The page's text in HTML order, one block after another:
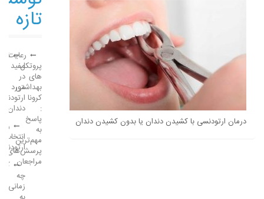
درمان ارتودنسی با کشیدن دندان یا بدون کشیدن دندان
تازه
رعایت
پروتکل
های
بهداشتی
کرونا
:
پاسخ
به
مهم‌ترین
پرسش‌های
مراجعان
مفید
در
مورد
دندان
انتخاب
چه
زمانی